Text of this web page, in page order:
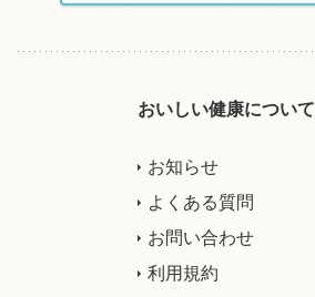
おいしい健康について
お知らせ
よくある質問
お問い合わせ
利用規約